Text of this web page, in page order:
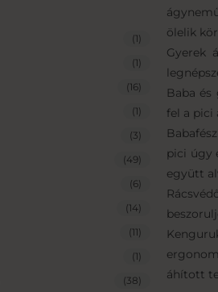
ölelik
Gyerek
Baba
fel a pici
pici úgy
együtt
áhított
(1)
(1)
(16)
(1)
(3)
(49)
(6)
(14)
(11)
(1)
(38)